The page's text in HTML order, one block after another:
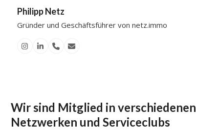
Philipp Netz
Gründer und Geschäftsführer von netz.immo
Instagram
LinkedinTelefon
E-
Wir sind Mitglied in verschiedenen
Netzwerken und Serviceclubs